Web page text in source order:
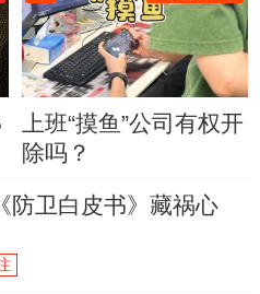
上班“摸鱼”公司有权开
除吗？
防卫白皮书》藏祸心